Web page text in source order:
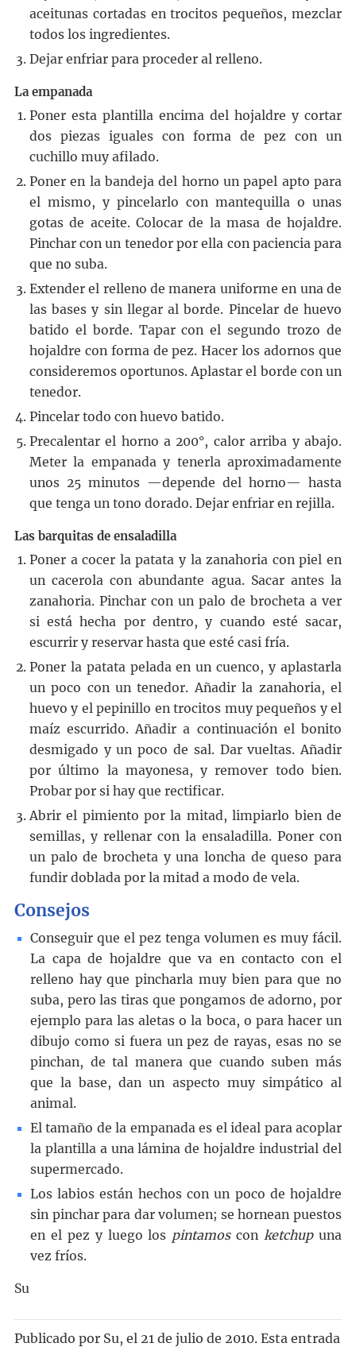
aceitunas cortadas en trocitos pequeños, mezclar
todos los ingredientes.
Dejar enfriar para proceder al relleno.
La empanada
Poner esta plantilla encima del hojaldre y cortar
dos piezas iguales con forma de pez con un
cuchillo muy afilado.
Poner en la bandeja del horno un papel apto para
el mismo, y pincelarlo con mantequilla o unas
gotas de aceite. Colocar de la masa de hojaldre.
Pinchar con un tenedor por ella con paciencia para
que no suba.
Extender el relleno de manera uniforme en una de
las bases y sin llegar al borde. Pincelar de huevo
batido el borde. Tapar con el segundo trozo de
hojaldre con forma de pez. Hacer los adornos que
consideremos oportunos. Aplastar el borde con un
tenedor.
Pincelar todo con huevo batido.
Precalentar el horno a 200°, calor arriba y abajo.
Meter la empanada y tenerla aproximadamente
unos 25 minutos —depende del horno— hasta
que tenga un tono dorado. Dejar enfriar en rejilla.
Las barquitas de ensaladilla
Poner a cocer la patata y la zanahoria con piel en
un cacerola con abundante agua. Sacar antes la
zanahoria. Pinchar con un palo de brocheta a ver
si está hecha por dentro, y cuando esté sacar,
escurrir y reservar hasta que esté casi fría.
Poner la patata pelada en un cuenco, y aplastarla
un poco con un tenedor. Añadir la zanahoria, el
huevo y el pepinillo en trocitos muy pequeños y el
maíz escurrido. Añadir a continuación el bonito
desmigado y un poco de sal. Dar vueltas. Añadir
por último la mayonesa, y remover todo bien.
Probar por si hay que rectificar.
Abrir el pimiento por la mitad, limpiarlo bien de
semillas, y rellenar con la ensaladilla. Poner con
un palo de brocheta y una loncha de queso para
fundir doblada por la mitad a modo de vela.
Consejos
Conseguir que el pez tenga volumen es muy fácil.
La capa de hojaldre que va en contacto con el
relleno hay que pincharla muy bien para que no
suba, pero las tiras que pongamos de adorno, por
ejemplo para las aletas o la boca, o para hacer un
dibujo como si fuera un pez de rayas, esas no se
pinchan, de tal manera que cuando suben más
que la base, dan un aspecto muy simpático al
animal.
El tamaño de la empanada es el ideal para acoplar
la plantilla a una lámina de hojaldre industrial del
supermercado.
Los labios están hechos con un poco de hojaldre
sin pinchar para dar volumen; se hornean puestos
en el pez y luego los pintamosconketchupuna
vez fríos.
Su
Publicado por Su, el 21 de julio de 2010. Esta entrada